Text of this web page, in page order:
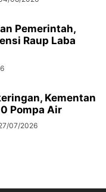
Pemerintah,
Raup Laba
Kementan
Pompa Air
07/2026